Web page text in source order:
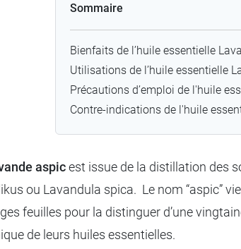
Sommaire
Bienfaits de l’huile essentielle
Utilisations de l’huile essentielle
Précautions d’emploi de l'huile
Contre-indications de l'huile
aspicest issue de la distillation des
ou Lavandula spica. Le nom “aspic”
feuilles pour la distinguer d’une
de leurs huiles essentielles.